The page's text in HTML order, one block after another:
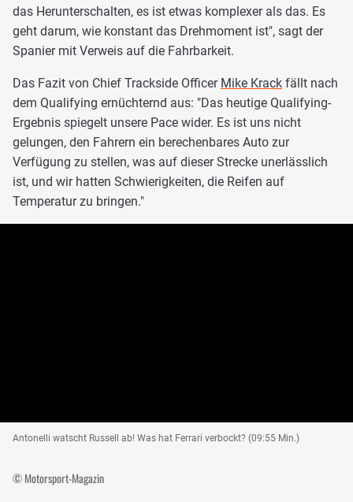
das Herunterschalten, es ist etwas komplexer als das. Es
geht darum, wie konstant das Drehmoment ist", sagt der
Spanier mit Verweis auf die Fahrbarkeit.
Das Fazit von Chief Trackside Officer Mike Krack fällt nach
dem Qualifying ernüchternd aus: "Das heutige Qualifying-
Ergebnis spiegelt unsere Pace wider. Es ist uns nicht
gelungen, den Fahrern ein berechenbares Auto zur
Verfügung zu stellen, was auf dieser Strecke unerlässlich
ist, und wir hatten Schwierigkeiten, die Reifen auf
Temperatur zu bringen."
Antonelli watscht Russell ab! Was hat Ferrari verbockt? (09:55 Min.)
© Motorsport-Magazin